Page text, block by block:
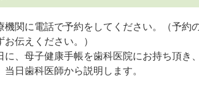
機関に電話で予約をしてください。（予約
お伝えください。）
に、母子健康手帳を歯科医院にお持ち頂き
当日歯科医師から説明します。